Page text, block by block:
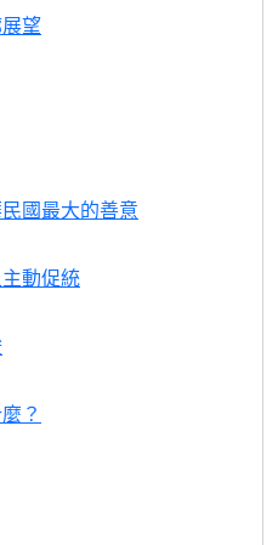
望
國最大的善意
動促統
？